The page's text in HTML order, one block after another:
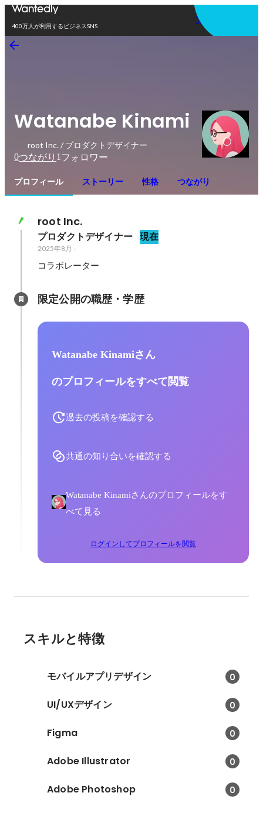
400万人が利用するビジネスSNS
アプリを使う
Watanabe Kinami
root Inc. / プロダクトデザイナー
0つながり 1 フォロワー
プロフィール ストーリー 性格 つながり
root Inc.
プロダクトデザイナー 現在
2025年8月 -
コラボレーター
限定公開の職歴・学歴
Watanabe Kinamiさん
のプロフィールをすべて閲覧
過去の投稿を確認する
共通の知り合いを確認する
Watanabe Kinamiさんのプロフィールをす
べて見る
ログインしてプロフィールを閲覧
スキルと特徴
モバイルアプリデザイン 0
UI/UXデザイン 0
Figma 0
Adobe Illustrator 0
Adobe Photoshop 0